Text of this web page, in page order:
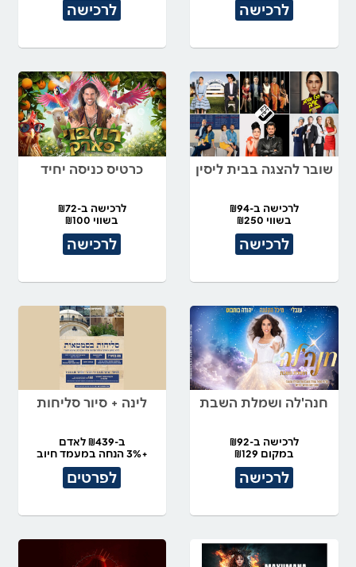
לרכישה לרכישה
שובר להצגה בבית ליסין
לרכישה ב-₪94
בשווי ₪250
לרכישה
כרטיס כניסה יחיד
לרכישה ב-₪72
בשווי ₪100
לרכישה
חנה'לה ושמלת השבת
לרכישה ב-₪92
במקום ₪129
לרכישה
לינה + סיור סליחות
ב-₪439 לאדם
+3% הנחה במעמד חיוב
לפרטים